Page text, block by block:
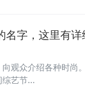
名字，这里有
观众介绍各种时尚
艺节...